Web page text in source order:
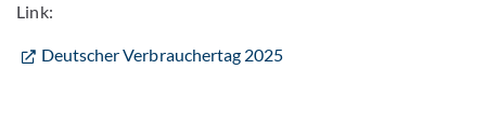
Link:
Deutscher Verbrauchertag 2025